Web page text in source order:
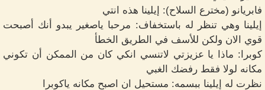
فابريانو (مخترع السلاح): إيلينا هذه انتي
إيلينا وهي تنظر له باستخفاف: مرحبا ياصغير يبدو أنك أصبحت
قوي الان ولكن للأسف في الطريق الخطأ
كوبرا: ماذا يا عزيزتي لاتنسي انكي كان من الممكن أن تكوني
مكانه لولا فقط رفضك الغبي
نظرت له إيلينا ببسمه: مستحيل ان اصبح مكانه ياكوبرا